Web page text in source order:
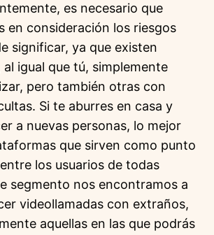
es necesario que
en consideración los riesgos
significar, ya que existen
al igual que tú, simplemente
pero también otras con
Si te aburres en casa y
a nuevas personas, lo mejor
que sirven como punto
los usuarios de todas
segmento nos encontramos a
videollamadas con extraños,
aquellas en las que podrás